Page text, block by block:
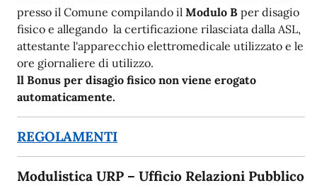
presso il Comune compilando il Modulo B per disagio
fisico e allegando la certificazione rilasciata dalla ASL,
attestante l'apparecchio elettromedicale utilizzato e le
ore giornaliere di utilizzo.
ll Bonus per disagio fisico non viene erogato
automaticamente.
REGOLAMENTI
Modulistica URP – Ufficio Relazioni Pubblico